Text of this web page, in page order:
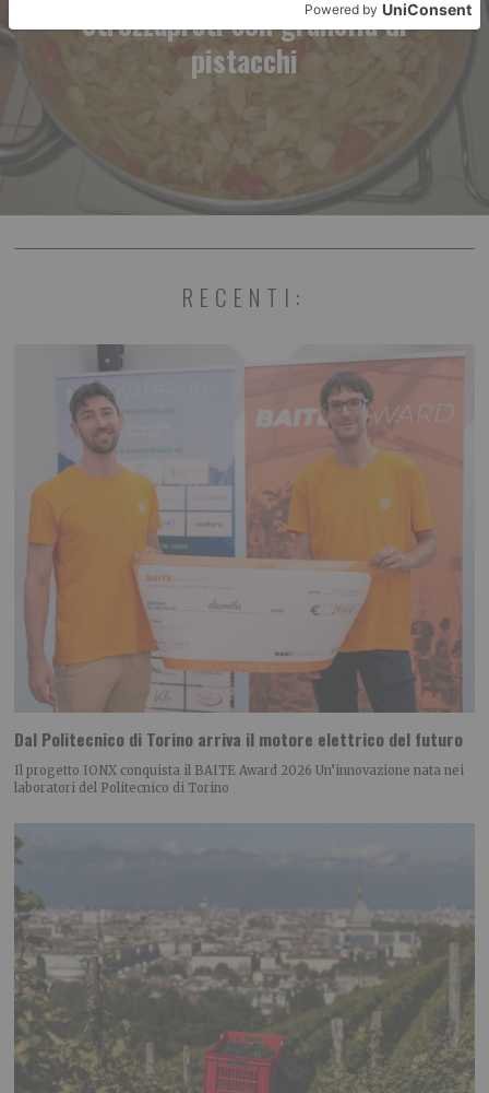
Strozzapreti con granella di
pistacchi
RECENTI:
Dal Politecnico di Torino arriva il motore elettrico del futuro
Il progetto IONX conquista il BAITE Award 2026 Un’innovazione nata nei
laboratori del Politecnico di Torino